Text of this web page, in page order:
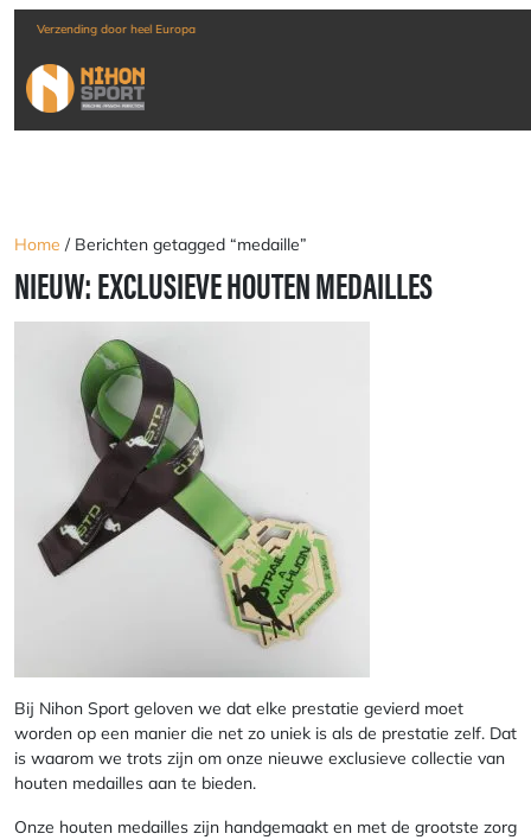
Verzending door heel Europa
Home / Berichten getagged “medaille”
NIEUW: EXCLUSIEVE HOUTEN MEDAILLES
Bij Nihon Sport geloven we dat elke prestatie gevierd moet
worden op een manier die net zo uniek is als de prestatie zelf. Dat
is waarom we trots zijn om onze nieuwe exclusieve collectie van
houten medailles aan te bieden.
Onze houten medailles zijn handgemaakt en met de grootste zorg